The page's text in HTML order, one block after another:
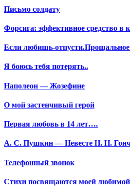
Письмо солдату
Форсига: эффективное средство в
Если любишь-
Я боюсь тебя потерять..
Наполеон — Жозефине
О мой застенчивый герой
Первая любовь в 14 лет….
А. С. Пушкин — Невесте Н. Н.
Телефонный звонок
Стихи посвящаются моей